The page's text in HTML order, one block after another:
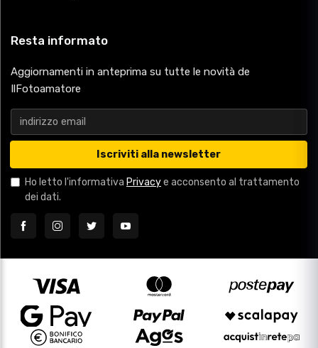
Resta informato
Aggiornamenti in anteprima su tutte le novità de
IlFotoamatore
Iscriviti alla newsletter
Ho letto l'informativa Privacye acconsento al trattamento
dei dati.